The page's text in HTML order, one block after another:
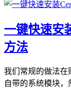
一键快速安
方法
我们常规的做法在
自带的系统模块